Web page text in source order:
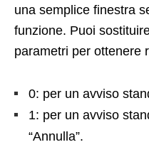
una semplice finestra
funzione. Puoi
parametri per ottenere
0: per un avviso
1: per un avviso
“Annulla”.